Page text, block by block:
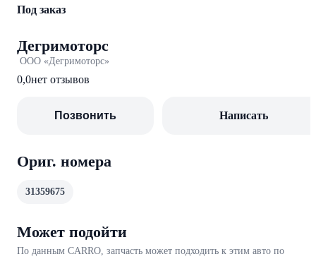
Под заказ
Дегримоторс
ООО «Дегримоторс»
0,0нет отзывов
Позвонить Написать
Ориг. номера
31359675
Может подойти
По данным CARRO, запчасть может подходить к этим авто по